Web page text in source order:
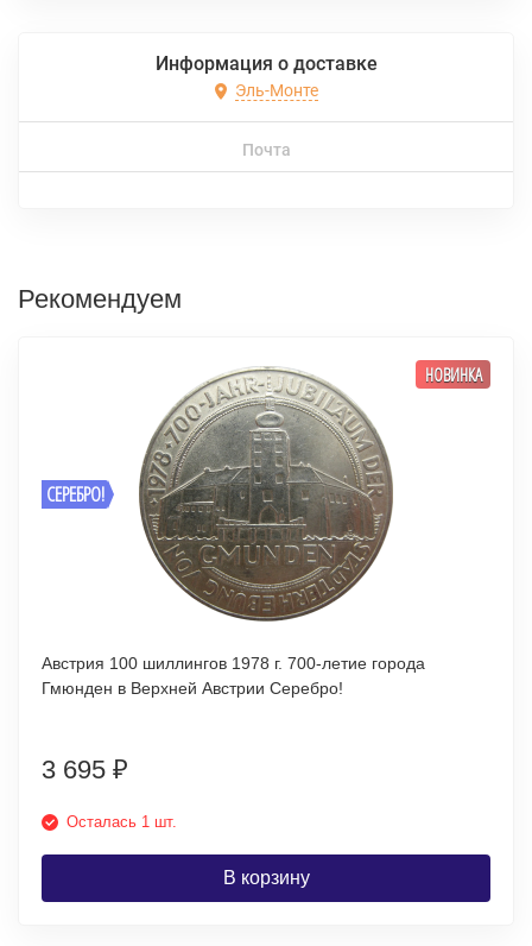
Информация о доставке
Эль-Монте
Почта
Рекомендуем
СЕРЕБРО!
НОВИНКА
Австрия 100 шиллингов 1978 г. 700-летие города
Гмюнден в Верхней Австрии Серебро!
3 695 ₽
Осталась 1 шт.
В корзину